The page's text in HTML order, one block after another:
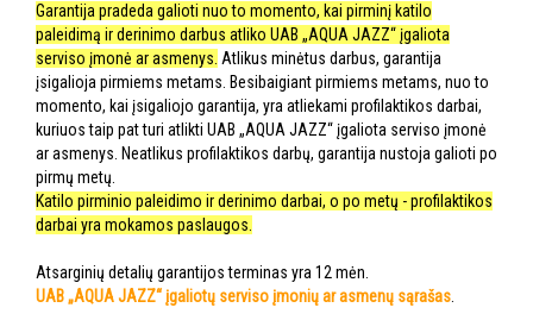
Garantija pradeda galioti nuo to momento, kai pirminį katilo
paleidimą ir derinimo darbus atliko UAB „AQUA JAZZ“ įgaliota
serviso įmonė ar asmenys. Atlikus minėtus darbus, garantija
įsigalioja pirmiems metams. Besibaigiant pirmiems metams, nuo to
momento, kai įsigaliojo garantija, yra atliekami profilaktikos darbai,
kuriuos taip pat turi atlikti UAB „AQUA JAZZ“ įgaliota serviso įmonė
ar asmenys. Neatlikus profilaktikos darbų, garantija nustoja galioti po
pirmų metų.
Katilo pirminio paleidimo ir derinimo darbai, o po metų - profilaktikos
darbai yra mokamos paslaugos.
Atsarginių detalių garantijos terminas yra 12 mėn.
UAB „AQUA JAZZ“ įgaliotų serviso įmonių ar asmenų sąrašas.